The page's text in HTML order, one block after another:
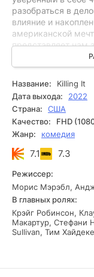
разобраться в
влияние и
американской
представляет нам
одновременно
так как не все
реальности, когда
Название:
Killing It
Дата выхода:
2022
Страна:
США
Качество:
FHD
Жанр:
комедия
7.1 7.3
Режиссер:
Морис Мэрэбл,
В главных ролях:
Крэйг Робинсон,
Макартур, Стефани
Sullivan, Тим